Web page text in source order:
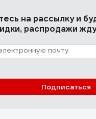
на рассылкуи
распродажи
Подписаться